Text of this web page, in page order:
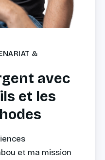
&
avec
et les
et ma mission